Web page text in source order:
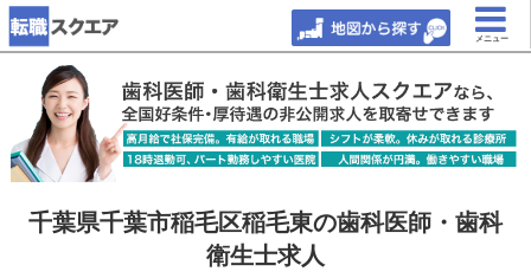
メニュー
千葉県千葉市稲毛区稲毛東の歯科医師・歯科
衛生士求人